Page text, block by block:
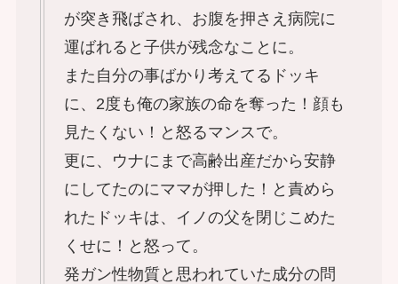
が突き飛ばされ、お腹を押さえ病院に
運ばれると子供が残念なことに。
また自分の事ばかり考えてるドッキ
に、2度も俺の家族の命を奪った！顔も
見たくない！と怒るマンスで。
更に、ウナにまで高齢出産だから安静
にしてたのにママが押した！と責めら
れたドッキは、イノの父を閉じこめた
くせに！と怒って。
発ガン性物質と思われていた成分の問